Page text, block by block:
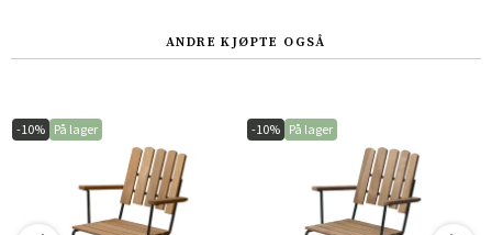
ANDRE KJØPTE OGSÅ
-10% På lager -10% På lager